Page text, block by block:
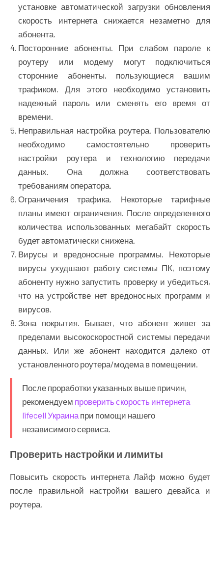
установке автоматической загрузки обновления
скорость интернета снижается незаметно для
абонента.
Посторонние абоненты. При слабом пароле к
роутеру или модему могут подключиться
сторонние абоненты, пользующиеся вашим
трафиком. Для этого необходимо установить
надежный пароль или сменять его время от
времени.
Неправильная настройка роутера. Пользователю
необходимо самостоятельно проверить
настройки роутера и технологию передачи
данных. Она должна соответствовать
требованиям оператора.
Ограничения трафика. Некоторые тарифные
планы имеют ограничения. После определенного
количества использованных мегабайт скорость
будет автоматически снижена.
Вирусы и вредоносные программы. Некоторые
вирусы ухудшают работу системы ПК, поэтому
абоненту нужно запустить проверку и убедиться,
что на устройстве нет вредоносных программ и
вирусов.
Зона покрытия. Бывает, что абонент живет за
пределами высокоскоростной системы передачи
данных. Или же абонент находится далеко от
установленного роутера/модема в помещении.
После проработки указанных выше причин,
рекомендуем проверить скорость интернета
lifecell Украина при помощи нашего
независимого сервиса.
Проверить настройки и лимиты
Повысить скорость интернета Лайф можно будет
после правильной настройки вашего девайса и
роутера.